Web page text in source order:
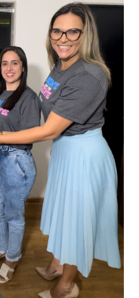
instalado
de Presidente
com outros municípios
de veículos por
nesse caso
do Estado do Rio
na sede e no
garantindo mais
ruas, no comércio, os
no rumo certo,
que contribuem para a
o prefeito Dorlei